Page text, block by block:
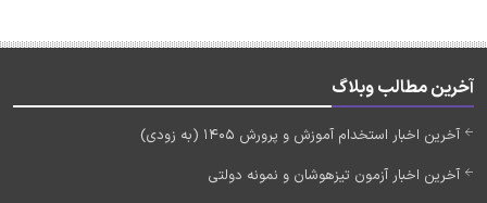
آخرین مطالب وبلاگ
آخرین اخبار استخدام آموزش و پرورش 1405 (به زودی)
آخرین اخبار آزمون تیزهوشان و نمونه دولتی